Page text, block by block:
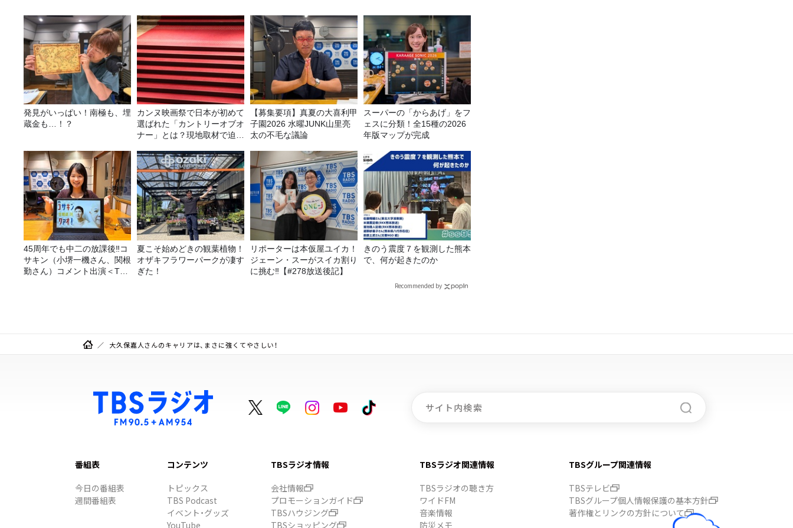
発見がいっぱい！南極も、埋
蔵金も…！？
カンヌ映画祭で日本が初めて
選ばれた「カントリーオブオ
ナー」とは？現地取材で迫る
【募集要項】真夏の大喜利甲
子園2026 水曜JUNK山里亮
太の不毛な議論
スーパーの「からあげ」をフ
ェスに分類！全15種の2026
年版マップが完成
45周年でも中二の放課後‼コ
サキン（小堺一機さん、関根
勤さん）コメント出演＜TBS
夏こそ始めどきの観葉植物！
オザキフラワーパークが凄す
ぎた！
リポーターは本仮屋ユイカ！
ジェーン・スーがスイカ割り
に挑む‼【#278放送後記】
きのう震度７を観測した熊本
で、何が起きたのか
Recommended by
大久保嘉人さんのキャリアは、まさに強くてやさしい！
番組表
今日の番組表
週間番組表
コンテンツ
トピックス
TBS Podcast
イベント・グッズ
YouTube
TBSラジオ情報
会社情報
プロモーションガイド
TBSハウジング
TBSショッピング
TBSラジオ関連情報
TBSラジオの聴き方
ワイドFM
音楽情報
防災メモ
TBSグループ関連情報
TBSテレビ
TBSグループ個人情報保護の基本方針
著作権とリンクの方針について